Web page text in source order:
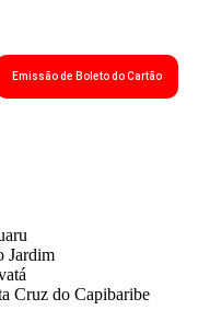
Emissão de Boleto do Cartão
Jardim
Cruz do Capibaribe